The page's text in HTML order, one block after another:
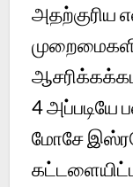
அதற்குரிய
4அப்படியே
மோசே